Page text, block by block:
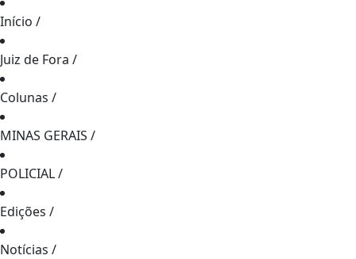
Início /
Juiz de Fora /
Colunas /
MINAS GERAIS /
POLICIAL/
Edições /
Notícias /